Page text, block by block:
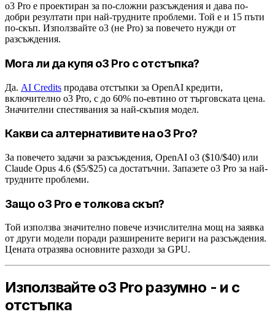
o3 Pro е проектиран за по-сложни разсъждения и дава по-
добри резултати при най-трудните проблеми. Той е и 15 пъти
по-скъп. Използвайте o3 (не Pro) за повечето нужди от
разсъждения.
Мога ли да купя o3 Pro с отстъпка?
Да. AI Credits продава отстъпки за OpenAI кредити,
включително o3 Pro, с до 60% по-евтино от търговската цена.
Значителни спестявания за най-скъпия модел.
Какви са алтернативите на o3 Pro?
За повечето задачи за разсъждения, OpenAI o3 ($10/$40) или
Claude Opus 4.6 ($5/$25) са достатъчни. Запазете o3 Pro за най-
трудните проблеми.
Защо o3 Pro е толкова скъп?
Той използва значително повече изчислителна мощ на заявка
от други модели поради разширените вериги на разсъждения.
Цената отразява основните разходи за GPU.
Използвайте o3 Pro разумно - и с
отстъпка